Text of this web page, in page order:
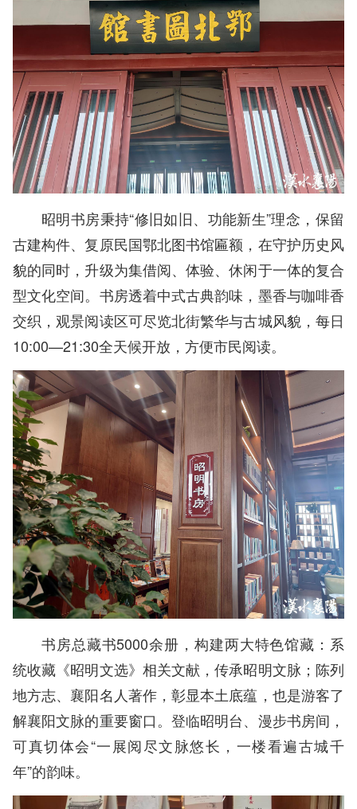
昭明书房秉持“修旧如旧、功能新生”理念，保留
古建构件、复原民国鄂北图书馆匾额，在守护历史风
貌的同时，升级为集借阅、体验、休闲于一体的复合
型文化空间。书房透着中式古典韵味，墨香与咖啡香
交织，观景阅读区可尽览北街繁华与古城风貌，每日
10:00—21:30全天候开放，方便市民阅读。
书房总藏书5000余册，构建两大特色馆藏：系
统收藏《昭明文选》相关文献，传承昭明文脉；陈列
地方志、襄阳名人著作，彰显本土底蕴，也是游客了
解襄阳文脉的重要窗口。登临昭明台、漫步书房间，
可真切体会“一展阅尽文脉悠长，一楼看遍古城千
年”的韵味。